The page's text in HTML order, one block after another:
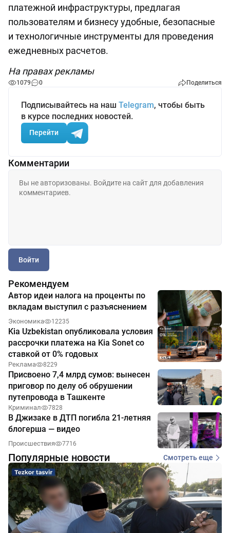
платежной инфраструктуры, предлагая
пользователям и бизнесу удобные, безопасные
и технологичные инструменты для проведения
ежедневных расчетов.
На правах рекламы
1079 0 Поделиться
Подписывайтесь на наш Telegram, чтобы быть
в курсе последних новостей.
Перейти
Комментарии
Войти
Рекомендуем
Автор идеи налога на проценты по
вкладам выступил с разъяснением
Экономика 12235
Kia Uzbekistan опубликовала условия
рассрочки платежа на Kia Sonet со
ставкой от 0% годовых
Реклама 8229
Присвоено 7,4 млрд сумов: вынесен
приговор по делу об обрушении
путепровода в Ташкенте
Криминал 7828
В Джизаке в ДТП погибла 21-летняя
блогерша — видео
Происшествия 7716
Популярные новости Смотреть еще